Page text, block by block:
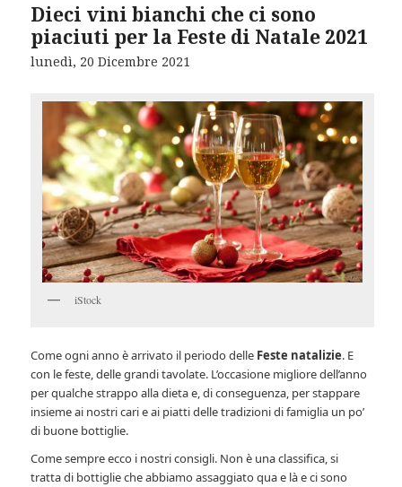
Dieci vini bianchi che ci sono
piaciuti per la Feste di Natale 2021
lunedì, 20 Dicembre 2021
iStock
Come ogni anno è arrivato il periodo delle Feste natalizie. E
con le feste, delle grandi tavolate. L’occasione migliore dell’anno
per qualche strappo alla dieta e, di conseguenza, per stappare
insieme ai nostri cari e ai piatti delle tradizioni di famiglia un po’
di buone bottiglie.
Come sempre ecco i nostri consigli. Non è una classifica, si
tratta di bottiglie che abbiamo assaggiato qua e là e ci sono